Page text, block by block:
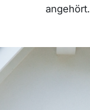
angehört.